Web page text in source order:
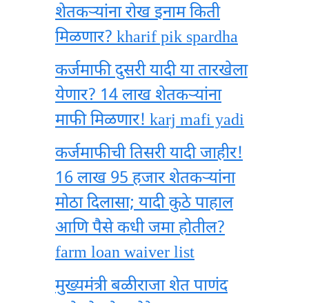
शेतकऱ्यांना रोख इनाम किती
मिळणार? kharif pik spardha
कर्जमाफी दुसरी यादी या तारखेला
येणार? 14 लाख शेतकऱ्यांना
माफी मिळणार! karj mafi yadi
कर्जमाफीची तिसरी यादी जाहीर!
16 लाख 95 हजार शेतकऱ्यांना
मोठा दिलासा; यादी कुठे पाहाल
आणि पैसे कधी जमा होतील?
farm loan waiver list
मुख्यमंत्री बळीराजा शेत पाणंद